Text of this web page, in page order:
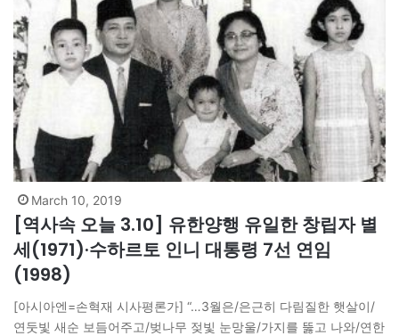
March 10, 2019
[역사속 오늘 3.10] 유한양행 유일한 창립자 별
세(1971)·수하르토 인니 대통령 7선 연임
(1998)
[아시아엔=손혁재 시사평론가] “…3월은/은근히 다림질한 햇살이/
연둣빛 새순 보듬어주고/벚나무 젖빛 눈망울/가지를 뚫고 나와/연한